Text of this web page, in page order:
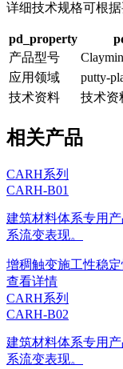
详细技术规格可根据
pd_property
产品型号
应用领域
putty-
技术资料
技术资
相关产品
CARH系列
CARH-B01
建筑材料体系专用
系流变表现。
增稠触变施工性稳
查看详情
CARH系列
CARH-B02
建筑材料体系专用
系流变表现。